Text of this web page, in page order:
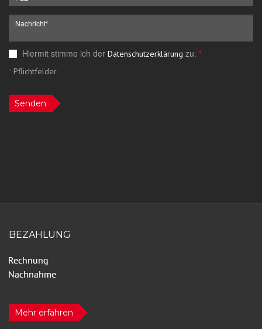
Hiermit stimme ich der Datenschutzerklärung zu. *
*Pflichtfelder
Senden
BEZAHLUNG
Mehr erfahren